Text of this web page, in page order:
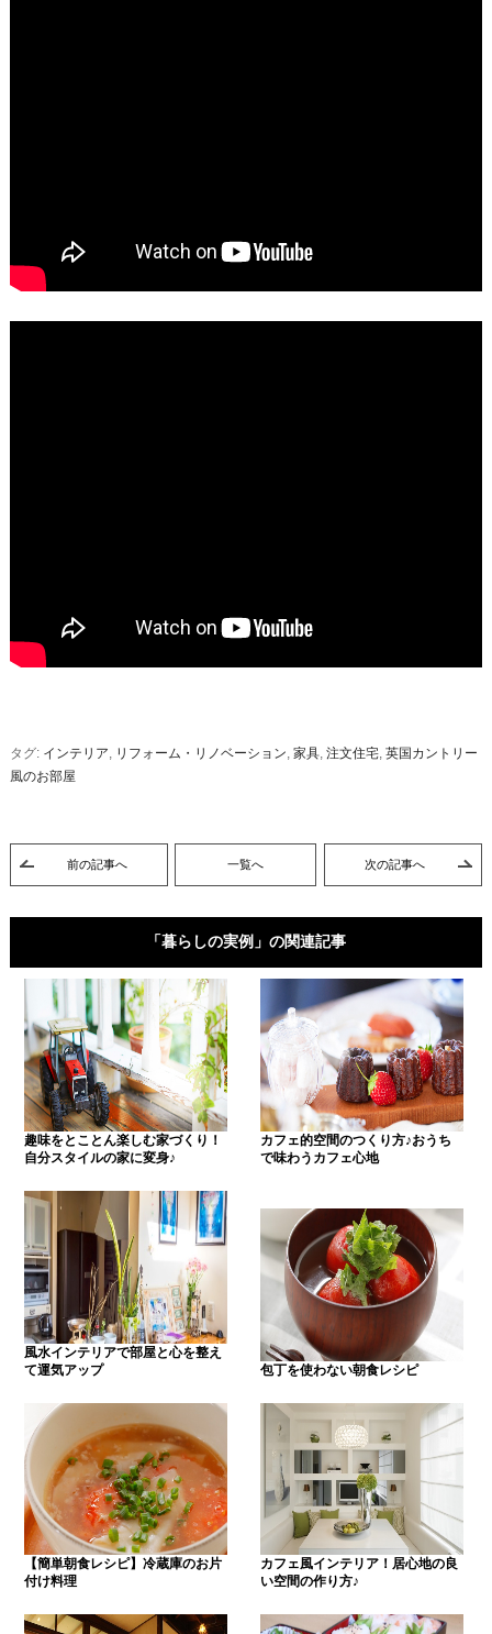
タグ: インテリア, リフォーム・リノベーション, 家具, 注文住宅, 英国カントリー
風のお部屋
前の記事へ 一覧へ 次の記事へ
「暮らしの実例」の関連記事
趣味をとことん楽しむ家づくり！
自分スタイルの家に変身♪
カフェ的空間のつくり方♪おうち
で味わうカフェ心地
風水インテリアで部屋と心を整え
て運気アップ
包丁を使わない朝食レシピ
【簡単朝食レシピ】冷蔵庫のお片
付け料理
カフェ風インテリア！居心地の良
い空間の作り方♪